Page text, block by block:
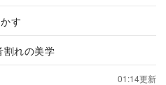
す
割れの美学
01:14更新